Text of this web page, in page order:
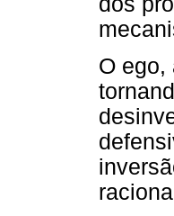
O ego,